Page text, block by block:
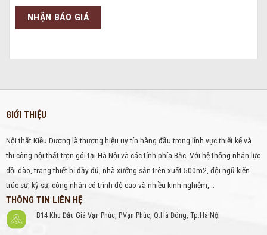
GIỚI THIỆU
Nội thất Kiều Dương là thương hiệu uy tín hàng đầu trong lĩnh vực thiết kế và
thi công nội thất trọn gói tại Hà Nội và các tỉnh phía Bắc. Với hệ thống nhân lực
dồi dào, trang thiết bị đầy đủ, nhà xưởng sản trên xuất 500m2, đội ngũ kiến
trúc sư, kỹ sư, công nhân có trình độ cao và nhiều kinh nghiệm,...
THÔNG TIN LIÊN HỆ
B14 Khu Đấu Giá Vạn Phúc, P.Vạn Phúc, Q.Hà Đông, Tp.Hà Nội